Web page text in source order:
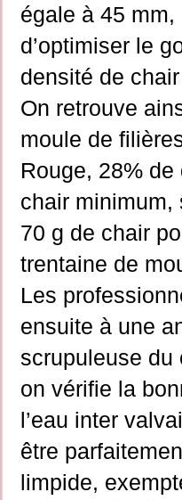
égale à 45 mm,
d’optimiser le
densité de
On retrouve
moule de
Rouge, 28%
chair minimum,
70 g de chair
trentaine de
Les
ensuite à une
scrupuleuse du
on vérifie la
l’eau inter
être
limpide,